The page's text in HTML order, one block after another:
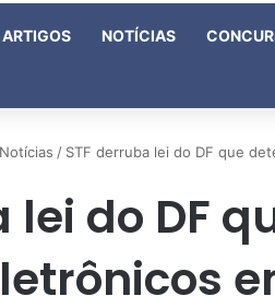
ARTIGOS NOTÍCIAS
Notícias / STF derruba lei do DF que
lei do DF